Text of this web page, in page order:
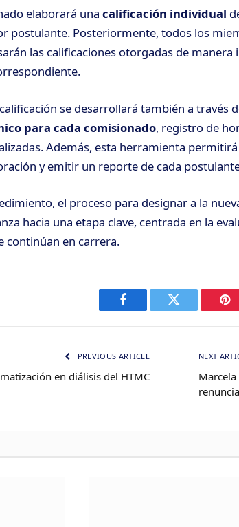
elaborará una calificación individual
postulante. Posteriormente, todos los
las calificaciones otorgadas de
se desarrollará también a través
para cada comisionado, registro de
Además, esta herramienta
y emitir un reporte de cada
el proceso para designar a la
hacia una etapa clave, centrada en la
continúan en carrera.
Facebook Twitter
PREVIOUS ARTICLE
en diálisis del HTMC
NEXT
renuncia